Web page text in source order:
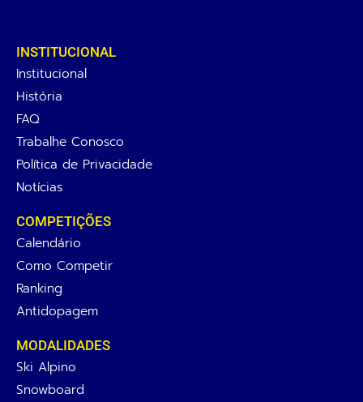
INSTITUCIONAL
Institucional
História
FAQ
Trabalhe Conosco
Política de Privacidade
Notícias
COMPETIÇÕES
Calendário
Como Competir
Ranking
Antidopagem
MODALIDADES
Ski Alpino
Snowboard